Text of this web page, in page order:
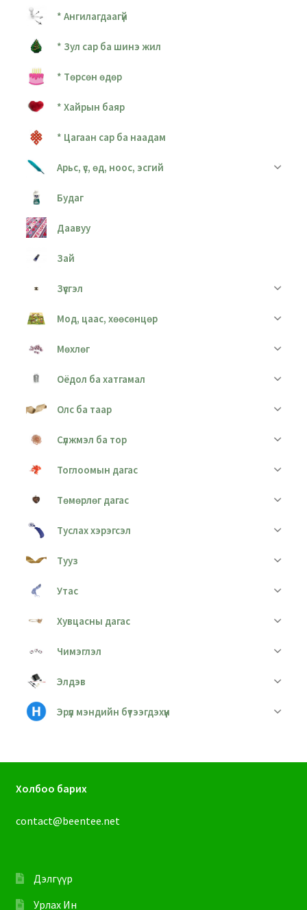
* Ангилагдаагүй
* Зул сар ба шинэ жил
* Төрсөн өдөр
* Хайрын баяр
* Цагаан сар ба наадам
Арьс, үс, өд, ноос, эсгий
Будаг
Даавуу
Зай
Зүүсгэл
Мод, цаас, хөөсөнцөр
Мөхлөг
Оёдол ба хатгамал
Олс ба таар
Сүлжмэл ба тор
Тоглоомын дагас
Төмөрлөг дагас
Туслах хэрэгсэл
Тууз
Утас
Хувцасны дагас
Чимэглэл
Элдэв
Эрүүл мэндийн бүтээгдэхүүн
Холбоо барих
contact@beentee.net
Дэлгүүр
Урлах Ин